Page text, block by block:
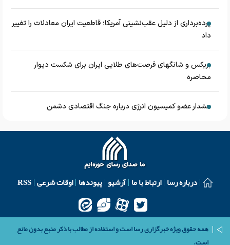
پرده‌برداری از دلیل عقب‌نشینی آمریکا؛ قاطعیت ایران معادلات را تغییر
داد
بریکس و شانگهای فرصت‌های طلایی ایران برای شکست دیوار
محاصره
هشدار عضو کمیسیون انرژی درباره جنگ اقتصادی دشمن
درباره رسا ارتباط با ما آرشیو پیوندها اوقات شرعی RSS
همه حقوق ویژه خبرگزاری رسا است و استفاده از مطالب با ذکر منبع بدون مانع